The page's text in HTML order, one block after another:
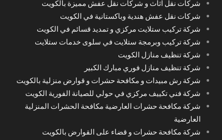
شركات نقل اثاث و شركات نقل عفش مميزة بالكويت
شركات نقل عفش هندية وباكستانية في الكويت
شركة تركيب ستلايت مركزي و تمديد قسائم في الكويت
شركة تركيب وبرمجة ستلايت في سلوى خدمات ستلايت
شركة تنظيف منازل الكويت
شركة تنظيف منازل فوري مبارك الكبير
شركة رش مبيدات و مكافحة حشرات و قوارض منزلية بالكويت
شركة فني تكييف مركزي في حولي للصيانة الفورية الكويت
شركة مكافحة حشرات العارضية مكافحة الحشرات المنزلية
العارضية
شركة مكافحة حشرات و قضاء على القوارض بالكويت